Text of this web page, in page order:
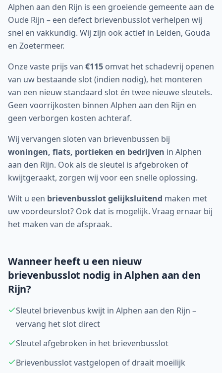
Alphen aan den Rijn is een groeiende gemeente aan de
Oude Rijn – een defect brievenbusslot verhelpen wij
snel en vakkundig. Wij zijn ook actief in Leiden, Gouda
en Zoetermeer.
Onze vaste prijs van €115 omvat het schadevrij openen
van uw bestaande slot (indien nodig), het monteren
van een nieuw standaard slot én twee nieuwe sleutels.
Geen voorrijkosten binnen Alphen aan den Rijn en
geen verborgen kosten achteraf.
Wij vervangen sloten van brievenbussen bij
woningen, flats, portieken en bedrijven in Alphen
aan den Rijn. Ook als de sleutel is afgebroken of
kwijtgeraakt, zorgen wij voor een snelle oplossing.
Wilt u een brievenbusslot gelijksluitend maken met
uw voordeurslot? Ook dat is mogelijk. Vraag ernaar bij
het maken van de afspraak.
Wanneer heeft u een nieuw
brievenbusslot nodig inAlphen aan den
Rijn?
Sleutel brievenbus kwijt in Alphen aan den Rijn –
vervang het slot direct
Sleutel afgebroken in het brievenbusslot
Brievenbusslot vastgelopen of draait moeilijk